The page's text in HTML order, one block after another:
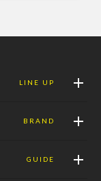
LINE UP
BRAND
GUIDE